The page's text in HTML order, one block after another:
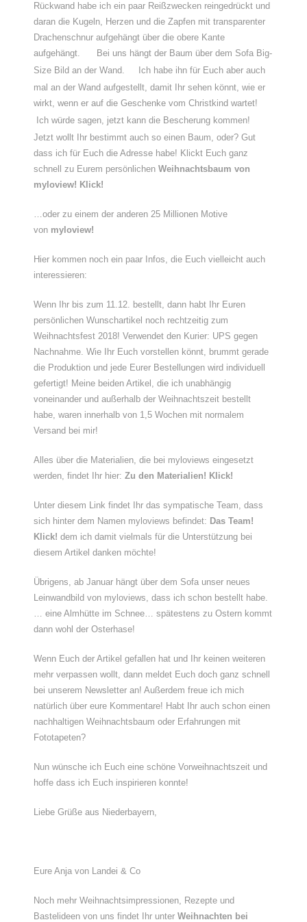
Rückwand habe ich ein paar Reißzwecken reingedrückt und
daran die Kugeln, Herzen und die Zapfen mit transparenter
Drachenschnur aufgehängt über die obere Kante
aufgehängt.
Bei uns hängt der Baum über dem Sofa Big-
Size Bild an der Wand.
Ich habe ihn für Euch aber auch
mal an der Wand aufgestellt, damit Ihr sehen könnt, wie er
wirkt, wenn er auf die Geschenke vom Christkind wartet!
Ich würde sagen, jetzt kann die Bescherung kommen!
Jetzt wollt Ihr bestimmt auch so einen Baum, oder? Gut
dass ich für Euch die Adresse habe! Klickt Euch ganz
schnell zu Eurem persönlichen Weihnachtsbaum von
myloview! Klick!
…oder zu einem der anderen 25 Millionen Motive
von myloview!
Hier kommen noch ein paar Infos, die Euch vielleicht auch
interessieren:
Wenn Ihr bis zum 11.12. bestellt, dann habt Ihr Euren
persönlichen Wunschartikel noch rechtzeitig zum
Weihnachtsfest 2018! Verwendet den Kurier: UPS gegen
Nachnahme. Wie Ihr Euch vorstellen könnt, brummt gerade
die Produktion und jede Eurer Bestellungen wird individuell
gefertigt! Meine beiden Artikel, die ich unabhängig
voneinander und außerhalb der Weihnachtszeit bestellt
habe, waren innerhalb von 1,5 Wochen mit normalem
Versand bei mir!
Alles über die Materialien, die bei myloviews eingesetzt
werden, findet Ihr hier: Zu den Materialien! Klick!
Unter diesem Link findet Ihr das sympatische Team, dass
sich hinter dem Namen myloviews befindet: Das Team!
Klick! dem ich damit vielmals für die Unterstützung bei
diesem Artikel danken möchte!
Übrigens, ab Januar hängt über dem Sofa unser neues
Leinwandbild von myloviews, dass ich schon bestellt habe.
… eine Almhütte im Schnee… spätestens zu Ostern kommt
dann wohl der Osterhase!
Wenn Euch der Artikel gefallen hat und Ihr keinen weiteren
mehr verpassen wollt, dann meldet Euch doch ganz schnell
bei unserem Newsletter an! Außerdem freue ich mich
natürlich über eure Kommentare! Habt Ihr auch schon einen
nachhaltigen Weihnachtsbaum oder Erfahrungen mit
Fototapeten?
Nun wünsche ich Euch eine schöne Vorweihnachtszeit und
hoffe dass ich Euch inspirieren konnte!
Liebe Grüße aus Niederbayern,
Eure Anja von Landei & Co
Noch mehr Weihnachtsimpressionen, Rezepte und
Bastelideen von uns findet Ihr unter Weihnachten bei